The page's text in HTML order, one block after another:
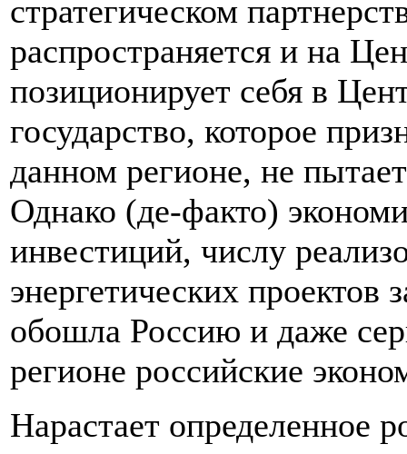
стратегическом
распространяется и на
позиционирует себя в
государство, которое
данном регионе, не
Однако (де-факто)
инвестиций, числу
энергетических проектов
обошла Россию и даже
регионе российские
Нарастает определенное